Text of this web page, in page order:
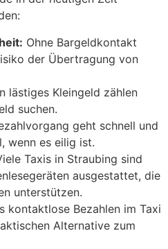
Ohne Bargeldkontakt
der Übertragung von
lästiges Kleingeld zählen
suchen.
geht schnell und
wenn es eilig ist.
Taxis in Straubing sind
ausgestattet, die
unterstützen.
kontaktlose Bezahlen im Taxi
Alternative zum